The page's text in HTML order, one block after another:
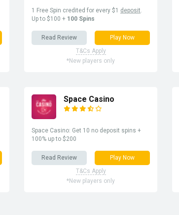
1 Free Spin credited for every $1 deposit
Up to $100 + 100 Spins
Read Review
Play Now
T&Cs Apply
*New players only
Space Casino
Space Casino: Get 10 no deposit spins +
100% up to $200
Read Review
Play Now
T&Cs Apply
*New players only